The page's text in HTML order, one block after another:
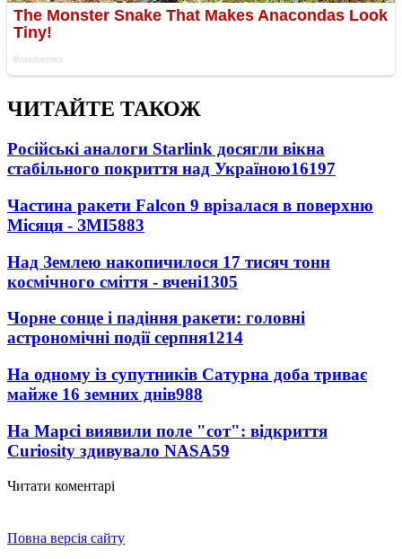
ЧИТАЙТЕ ТАКОЖ
Російські аналоги Starlink досягли вікна
стабільного покриття над Україною16197
Частина ракети Falcon 9 врізалася в поверхню
Місяця - ЗМІ5883
Над Землею накопичилося 17 тисяч тонн
космічного сміття - вчені1305
Чорне сонце і падіння ракети: головні
астрономічні події серпня1214
На одному із супутників Сатурна доба триває
майже 16 земних днів988
На Марсі виявили поле "сот": відкриття
Curiosity здивувало NASA59
Читати коментарі
Повна версія сайту